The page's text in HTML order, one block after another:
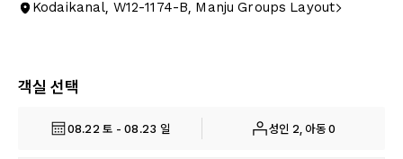
Kodaikanal, W12-1174-B, Manju Groups Layout
객실 선택
08.22 토 - 08.23 일 성인 2, 아동 0